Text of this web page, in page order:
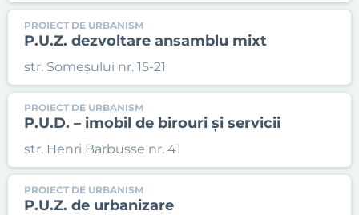
PROIECT DE URBANISM
P.U.Z. dezvoltare ansamblu mixt
str. Someșului nr. 15-21
PROIECT DE URBANISM
P.U.D. – imobil de birouri și servicii
str. Henri Barbusse nr. 41
PROIECT DE URBANISM
P.U.Z. de urbanizare